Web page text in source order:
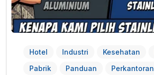
Hotel Industri Kesehatan
Pabrik
Panduan Perkantoran